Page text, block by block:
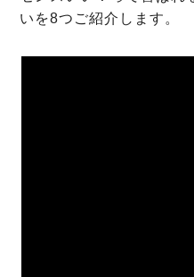
いを8つご紹介します。